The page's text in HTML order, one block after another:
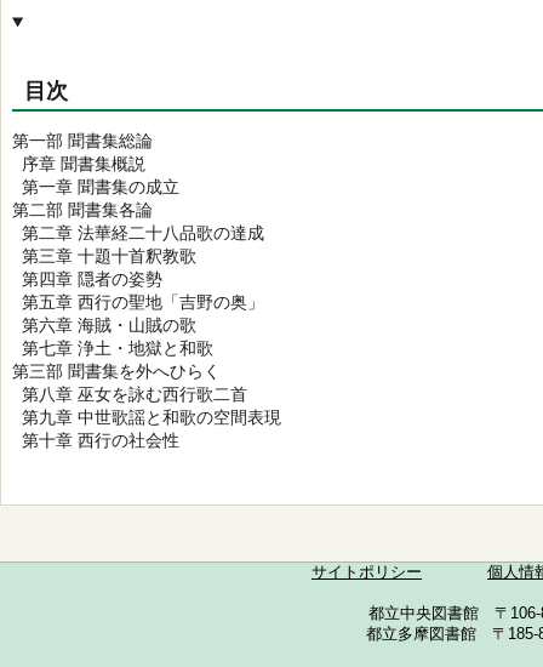
目次
第一部 聞書集総論
序章 聞書集概説
第一章 聞書集の成立
第二部 聞書集各論
第二章 法華経二十八品歌の達成
第三章 十題十首釈教歌
第四章 隠者の姿勢
第五章 西行の聖地「吉野の奥」
第六章 海賊・山賊の歌
第七章 浄土・地獄と和歌
第三部 聞書集を外へひらく
第八章 巫女を詠む西行歌二首
第九章 中世歌謡と和歌の空間表現
第十章 西行の社会性
サイトポリシー 個人情
都立中央図書館 〒
都立多摩図書館 〒185-